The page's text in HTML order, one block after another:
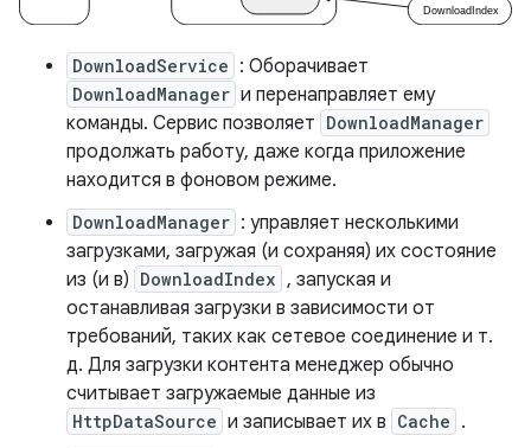
DownloadService : Оборачивает
DownloadManager и перенаправляет ему
команды. Сервис позволяет DownloadManager
продолжать работу, даже когда приложение
находится в фоновом режиме.
DownloadManager : управляет несколькими
загрузками, загружая (и сохраняя) их состояние
из (и в) DownloadIndex , запуская и
останавливая загрузки в зависимости от
требований, таких как сетевое соединение и т.
д. Для загрузки контента менеджер обычно
считывает загружаемые данные из
HttpDataSource и записывает их в Cache .